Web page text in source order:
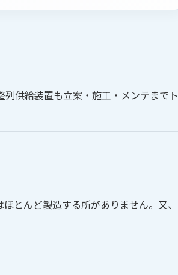
供給装置も立案・施工・メンテまでト
とんど製造する所がありません。又、